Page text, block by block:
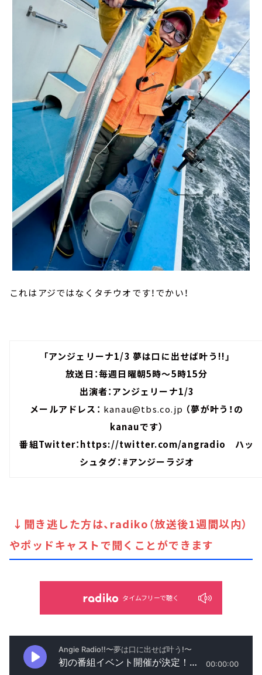
これはアジではなくタチウオです！でかい！
「アンジェリーナ1/3 夢は口に出せば叶う!!」
放送日：毎週日曜朝5時～5時15分
出演者：アンジェリーナ1/3
メールアドレス： kanau@tbs.co.jp （夢が叶う！の
kanauです）
番組Twitter：https://twitter.com/angradio ハッ
シュタグ：#アンジーラジオ
↓聞き逃した方は、radiko（放送後1週間以内）
やポッドキャストで聞くことができます
タイムフリーで聴く